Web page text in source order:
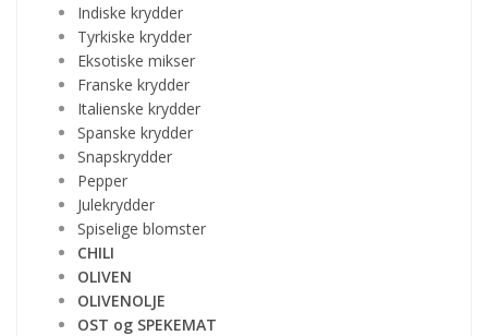
Indiske krydder
Tyrkiske krydder
Eksotiske mikser
Franske krydder
Italienske krydder
Spanske krydder
Snapskrydder
Pepper
Julekrydder
Spiselige blomster
CHILI
OLIVEN
OLIVENOLJE
OST og SPEKEMAT